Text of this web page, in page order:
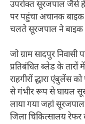
उपरोक्त सूरजपाल जैसे
पर पहुंचा अचानक
चलते सूरजपाल ने बाइक
जो ग्राम सादपुर
प्रतिबंधित ब्लेड के
राहगीरों द्धारा एंबुलेंस
से गंभीर रूप से घायल
लाया गया जहां
जिला चिकित्सालय